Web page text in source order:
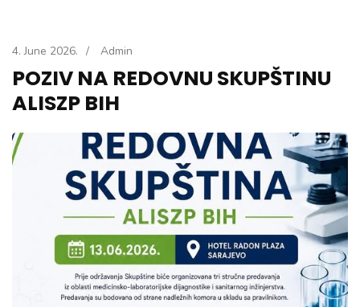
4. June 2026. / Admin
POZIV NA REDOVNU SKUPŠTINU
ALISZP BIH